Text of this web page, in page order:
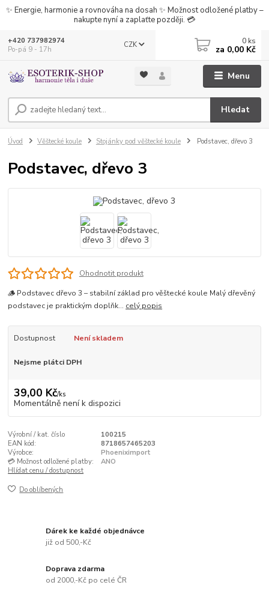
✨ Energie, harmonie a rovnováha na dosah ✨ Možnost odložené platby –
nakupte nyní a zaplaťte později. 💳
Menu
CZK
Hledat
+420 737982974
Po-pá 9 - 17h
0 ks
za 0,00 Kč
Úvod Věštecké koule Stojánky pod věštecké koule Podstavec, dřevo 3
Podstavec, dřevo 3
Ohodnotit produkt
🪵 Podstavec dřevo 3 – stabilní základ pro věštecké koule Malý dřevěný
podstavec je praktickým doplňk... celý popis
Dostupnost Není skladem
Nejsme plátci DPH
39,00 Kč/ks
Momentálně není k dispozici
Výrobní / kat. číslo
100215
EAN kód:
8718657465203
Výrobce:
Phoeniximport
💳 Možnost odložené platby:
ANO
Hlídat cenu / dostupnost
Do oblíbených
Dárek ke každé objednávce
již od 500,-Kč
Doprava zdarma
od 2000,-Kč po celé ČR